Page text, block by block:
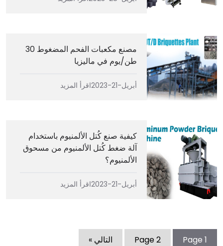
مصنع مكعبات الفحم المضغوط 30
طن/يوم في ماليزيا
أبريل-21-2023 اقرأ المزيد
كيفية صنع كُتل الألمنيوم باستخدام
آلة ضغط كُتل الألمنيوم من مسحوق
الألمنيوم؟
أبريل-21-2023 اقرأ المزيد
Page 1
Page2 التالي »